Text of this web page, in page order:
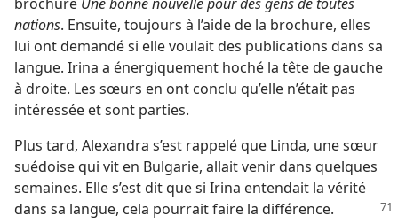
nations. Ensuite, toujours à l’aide de la brochure, elles
lui ont demandé si elle voulait des publications dans sa
langue. Irina a énergiquement hoché la tête de gauche
à droite. Les sœurs en ont conclu qu’elle n’était pas
intéressée et sont parties.
Plus tard, Alexandra s’est rappelé que Linda, une sœur
suédoise qui vit en Bulgarie, allait venir dans quelques
semaines. Elle s’est dit que si Irina entendait la vérité
dans sa langue, cela pourrait faire la différence.